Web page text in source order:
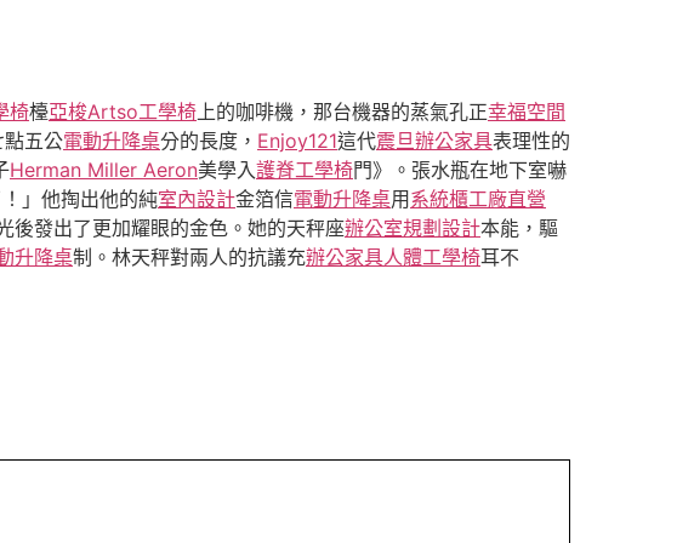
椅檯亞梭Artso工學椅上的咖啡機，那台機器的蒸氣孔正幸福空間
點五公電動升降桌分的長度， Enjoy121這代震旦辦公家具表理性的
Herman Miller Aeron美學入護脊工學椅門》。張水瓶在地下室嚇
」他掏出他的純室內設計金箔信電動升降桌用 系統櫃工廠直營
後發出了更加耀眼的金色。她的天秤座辦公室規劃設計本能，驅
升降桌制。林天秤對兩人的抗議充辦公家具人體工學椅耳不